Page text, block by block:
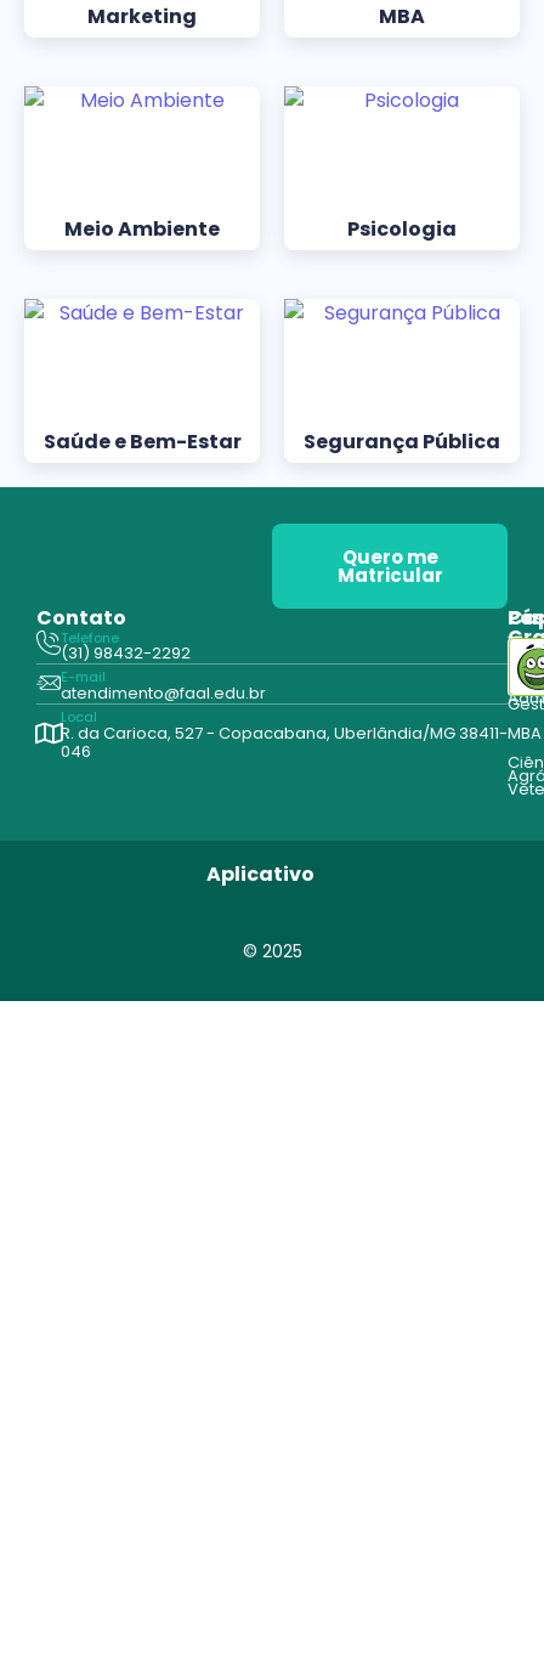
Marketing MBA
Meio Ambiente Psicologia
Saúde e Bem-Estar Segurança Pública
Quero me
Matricular
Contato
Telefone
(31) 98432-2292
E-mail
atendimento@faal.edu.br
Local
R. da Carioca, 527 - Copacabana, Uberlândia/MG 38411-
046
MBA
© 2025
Aplicativo